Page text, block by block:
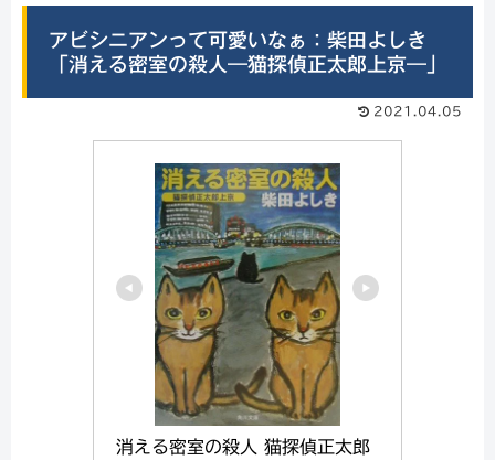
アビシニアンって可愛いなぁ：柴田よしき
「消える密室の殺人―猫探偵正太郎上京―」
2021.04.05
消える密室の殺人 猫探偵正太郎